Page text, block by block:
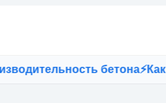
бетона⚡Как